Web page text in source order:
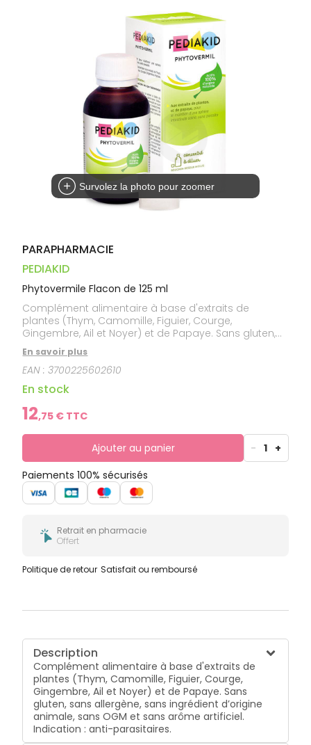
Solaire
Visage
Survolez la photo pour zoomer
PARAPHARMACIE
PEDIAKID
Phytovermile Flacon de 125 ml
Complément alimentaire à base d'extraits de
plantes (Thym, Camomille, Figuier, Courge,
Gingembre, Ail et Noyer) et de Papaye. Sans gluten,
sans allergène, sans ingrédient d’origine animale,
sans OGM et sans arôme artificiel. Indication : anti-
parasitaires.
En savoir plus
EAN :3700225602610
En stock
12,75 € TTC
Ajouter au panier - 1 +
Paiements 100% sécurisés
Retrait en pharmacie
Offert
Politique de retour Satisfait ou remboursé
Description
Complément alimentaire à base d'extraits de
plantes (Thym, Camomille, Figuier, Courge,
Gingembre, Ail et Noyer) et de Papaye. Sans
gluten, sans allergène, sans ingrédient d’origine
animale, sans OGM et sans arôme artificiel.
Indication : anti-parasitaires.